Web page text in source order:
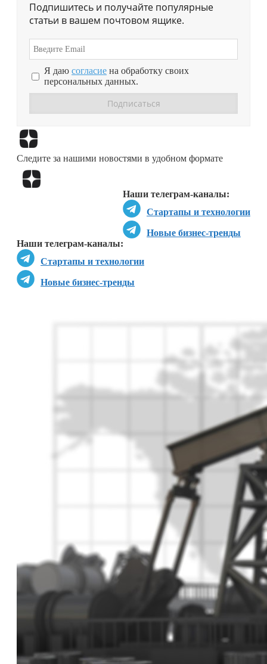
Подпишитесь и получайте популярные
статьи в вашем почтовом ящике.
Я даю согласие на обработку своих
персональных данных.
Следите за нашими новостями в удобном формате
Наши телеграм-каналы:
Стартапы и технологии
Новые бизнес-тренды
Наши телеграм-каналы:
Стартапы и технологии
Новые бизнес-тренды